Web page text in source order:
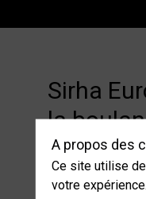
Sirha
la
Le monde du
A propos des
Ce site utilise
votre expérience.